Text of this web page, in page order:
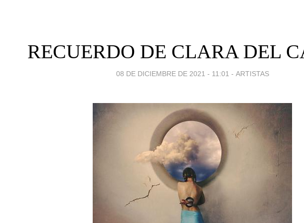
RECUERDO DE CLARA DEL
08 DE DICIEMBRE DE 2021 - 11:01 - ARTISTAS